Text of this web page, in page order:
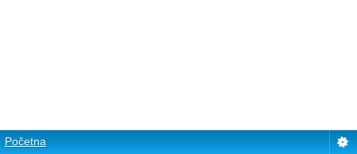
Početna